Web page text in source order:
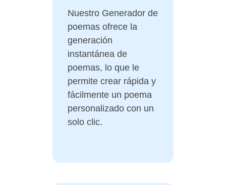
Nuestro Generador de
poemas ofrece la
generación
instantánea de
poemas, lo que le
permite crear rápida y
fácilmente un poema
personalizado con un
solo clic.